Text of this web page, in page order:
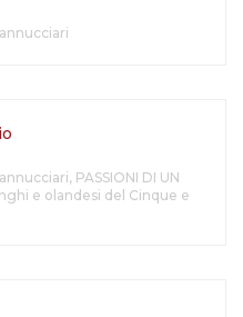
, PASSIONI DI UN
e olandesi del Cinque e